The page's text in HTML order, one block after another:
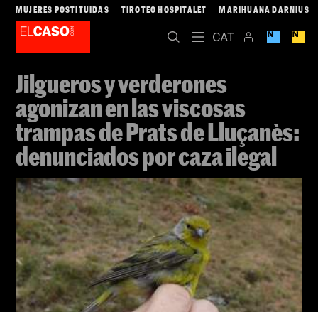
MUJERES POSTITUIDAS TIROTEO HOSPITALET MARIHUANA DARNIUS
Jilgueros y verderones
agonizan en las viscosas
trampas de Prats de Lluçanès:
denunciados por caza ilegal